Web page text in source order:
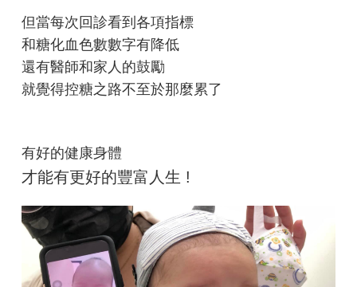
但當每次回診看到各項指標
和糖化血色數數字有降低
還有醫師和家人的鼓勵
就覺得控糖之路不至於那麼累了
有好的健康身體
才能有更好的豐富人生 !